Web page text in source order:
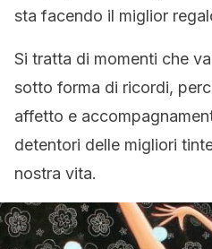
sta facendo il miglior
Si tratta di momenti che
sotto forma di ricordi,
affetto e
detentori delle migliori
nostra vita.